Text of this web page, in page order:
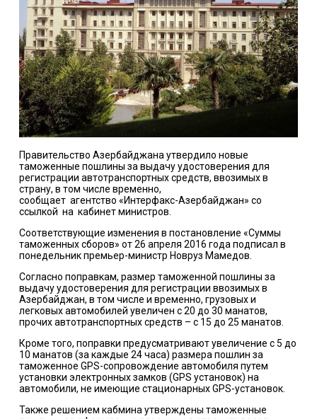
Правительство Азербайджана утвердило новые
таможенные пошлины за выдачу удостоверения для
регистрации автотранспортных средств, ввозимых в
страну, в том числе временно,
сообщает агентство «Интерфакс-Азербайджан» со
ссылкой на кабинет министров.
Соответствующие изменения в постановление «Суммы
таможенных сборов» от 26 апреля 2016 года подписал в
понедельник премьер-министр Новруз Мамедов.
Согласно поправкам, размер таможенной пошлины за
выдачу удостоверения для регистрации ввозимых в
Азербайджан, в том числе и временно, грузовых и
легковых автомобилей увеличен с 20 до 30 манатов,
прочих автотранспортных средств – с 15 до 25 манатов.
Кроме того, поправки предусматривают увеличение с 5 до
10 манатов (за каждые 24 часа) размера пошлин за
таможенное GPS-сопровождение автомобиля путем
установки электронных замков (GPS установок) на
автомобили, не имеющие стационарных GPS-установок.
Также решением кабмина утверждены таможенные